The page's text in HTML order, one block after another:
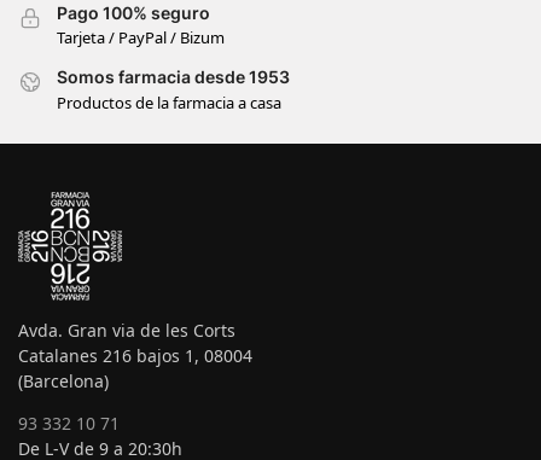
Pago 100% seguro
Tarjeta / PayPal / Bizum
Somos farmacia desde 1953
Productos de la farmacia a casa
Avda. Gran via de les Corts
Catalanes 216 bajos 1, 08004
(Barcelona)
93 332 10 71
De L-V de 9 a 20:30h